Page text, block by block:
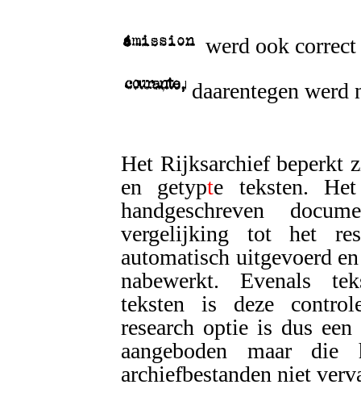
werd ook
daarentegen werd
Het Rijksarchief beperkt
en getypte teksten.
handgeschreven
vergelijking tot het
automatisch uitgevoerd
nabewerkt. Evenals
teksten is deze
research optie is dus
aangeboden maar die
archiefbestanden niet